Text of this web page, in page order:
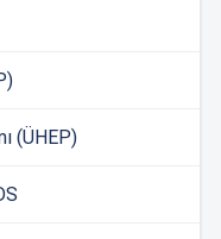
(ÜHEP)